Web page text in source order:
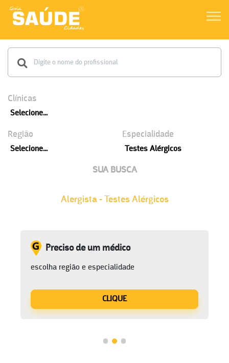
Clínicas
Selecione...
Região
Selecione...
Especialidade
Testes Alérgicos
SUA BUSCA
Alergista - Testes Alérgicos
Preciso de um médico
escolha região e especialidade
CLIQUE